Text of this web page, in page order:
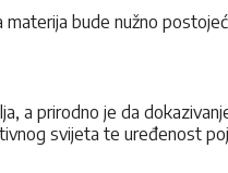
bude nužno
a prirodno je da
svijeta te uređenost